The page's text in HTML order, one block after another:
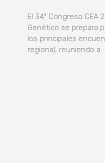
El 34º Congreso CEA
Genético se prepara
los principales
regional, reuniendo a